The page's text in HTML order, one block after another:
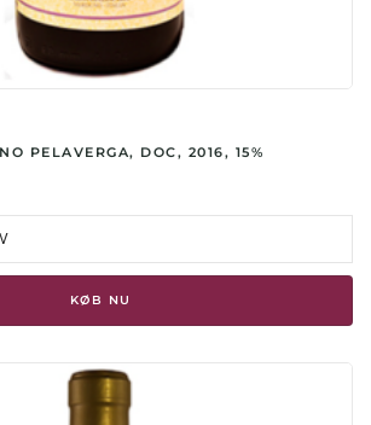
PELAVERGA, DOC, 2016, 15%
KØB NU